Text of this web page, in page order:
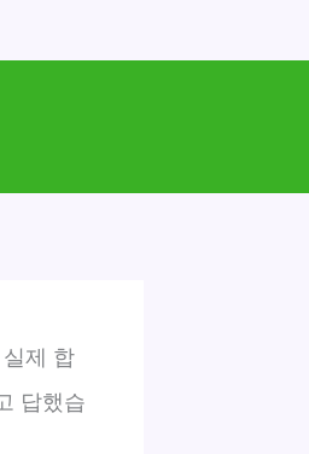
제 합
답했습